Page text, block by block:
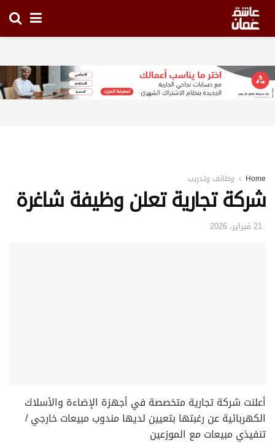
Home وظائف وتدريب
شركة تجارية تعلن وظيفة شاغرة
21 فبراير، 2026
أعلنت شركة تجارية متخصصة في أجهزة الإضاءة والأسلاك
الكهربائية عن رغبتها بتعيين لديها مندوب مبيعات خارجي /
تنفيذي مبيعات مع الموزعين